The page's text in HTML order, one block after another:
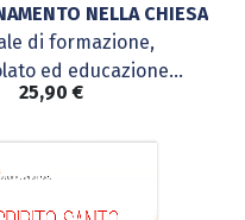
NELLA CHIESA
di formazione,
ed educazione
cristiana
25,90 €